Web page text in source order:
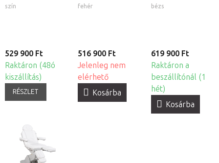
szín
529 900 Ft
Raktáron (48ó
kiszállítás)
RÉSZLET
kezelőszék
fehér
516 900 Ft
Jelenleg nem
elérhető
Kosárba
kezelőágy
bézs
619 900 Ft
Raktáron a
beszállítónál (1
hét)
Kosárba